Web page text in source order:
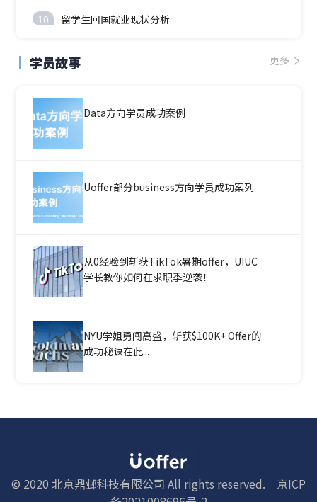
10 留学生回国就业现状分析
学员故事 更多
Data方向学员成功案例
Uoffer部分business方向学员成功案列
从0经验到斩获TikTok暑期offer，UIUC
学长教你如何在求职季逆袭！
NYU学姐勇闯高盛，斩获$100K+ Offer的
成功秘诀在此...
© 2020 北京鼎邺科技有限公司 All rights reserved.
京ICP